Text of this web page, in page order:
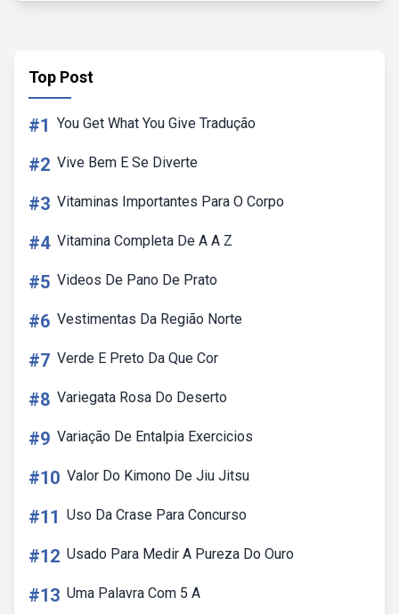
Top Post
#1 You Get What You Give Tradução
#2 Vive Bem E Se Diverte
#3 Vitaminas Importantes Para O Corpo
#4 Vitamina Completa De A A Z
#5 Videos De Pano De Prato
#6 Vestimentas Da Região Norte
#7 Verde E Preto Da Que Cor
#8 Variegata Rosa Do Deserto
#9 Variação De Entalpia Exercicios
#10 Valor Do Kimono De Jiu Jitsu
#11 Uso Da Crase Para Concurso
#12 Usado Para Medir A Pureza Do Ouro
#13 Uma Palavra Com 5 A